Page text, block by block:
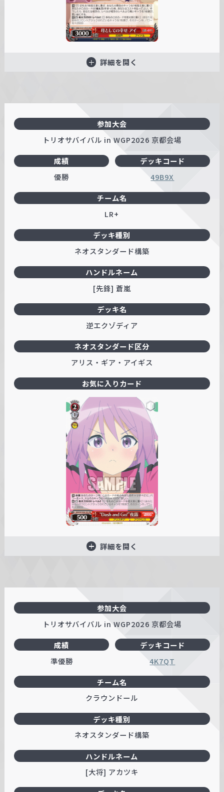
詳細を開く
参加大会
トリオサバイバル in WGP2026 京都会場
成績
優勝
ハンドルネーム
[先鋒] 蒼嵐
デッキコード
49B9X
チーム名
LR+
デッキ名
逆エクゾディア
デッキ種別
ネオスタンダード構築
ネオスタンダード区分
アリス・ギア・アイギス
お気に入りカード
詳細を開く
参加大会
トリオサバイバル in WGP2026 京都会場
成績
準優勝
ハンドルネーム
[大将] アカツキ
デッキコード
4K7QT
チーム名
クラウンドール
デッキ種別
ネオスタンダード構築